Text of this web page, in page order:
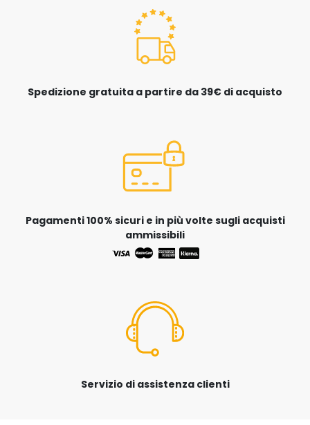
Spedizione gratuita a partire da 39€ di acquisto
Pagamenti 100% sicuri e in più volte sugli acquisti
ammissibili
Servizio di assistenza clienti